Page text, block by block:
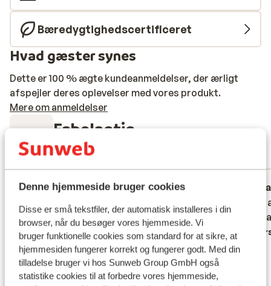
Denne hjemmeside bruger cookies
Disse er små tekstfiler, der automatisk installeres i din
browser, når du besøger vores hjemmeside. Vi
bruger funktionelle cookies som standard for at sikre, at
hjemmesiden fungerer korrekt og fungerer godt. Med din
tilladelse bruger vi hos Sunweb Group GmbH også
statistike cookies til at forbedre vores hjemmeside,
Bæredygtighedscertificeret
Hvad gæster synes
Dette er 100 % ægte kundeanmeldelser, der ærligt
afspejler deres oplevelser med vores produkt.
Mere om anmeldelser
8.8 Fabelagtig
14 oplevelser
7.9 God
3. maj 2026
Zeer mooie en nette kamers, zeer
gevarieerde keuken met veel spaanse
specialiteiten. Ook allerlei echt vers
geperste fruitsappen( meloen, tomaat,
rode vruchten) wel nogal afgelegen.
Zeer mooie en nette kamers, zeer
gevarieerde keuken met veel spaanse
specialiteiten. Ook allerlei echt vers
geperste fruitsappen( meloen, tomaat,
rode vruchten) wel nogal afgelegen.
Oversæt til dansk (DA)